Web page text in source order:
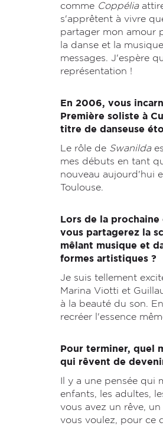
comme Coppélia
s'apprêtent à vivre
partager mon amour
la danse et la
messages. J'espère
représentation !
En 2006, vous
Première soliste à
titre de danseuse
Le rôle de Swanilda
mes débuts en tant
nouveau aujourd'hui
Toulouse.
Lors de la
vous partagerez la
mêlant musique et
formes artistiques ?
Je suis tellement
Marina Viotti et
à la beauté du son.
recréer l'essence
Pour terminer, quel
qui rêvent de
Il y a une pensée qui
enfants, les adultes,
vous avez un rêve,
vous voulez, pour ce